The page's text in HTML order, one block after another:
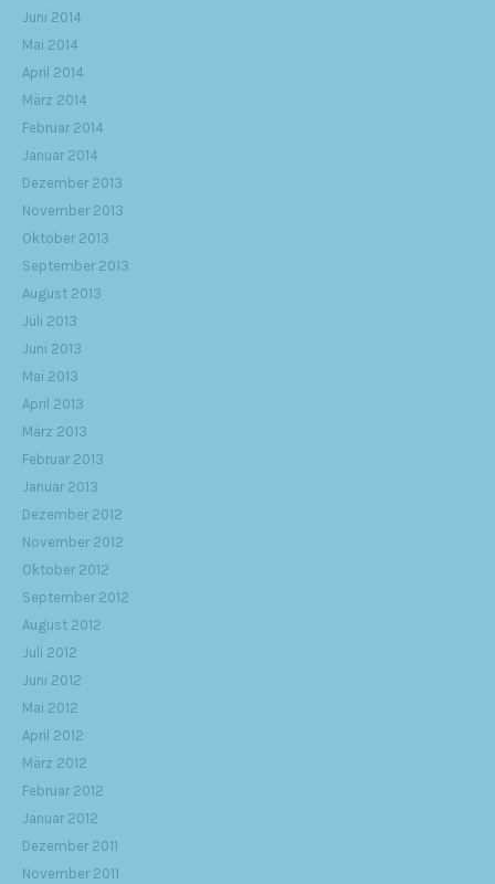
Juni 2014
Mai 2014
April 2014
März 2014
Februar 2014
Januar 2014
Dezember 2013
November 2013
Oktober 2013
September 2013
August 2013
Juli 2013
Juni 2013
Mai 2013
April 2013
März 2013
Februar 2013
Januar 2013
Dezember 2012
November 2012
Oktober 2012
September 2012
August 2012
Juli 2012
Juni 2012
Mai 2012
April 2012
März 2012
Februar 2012
Januar 2012
Dezember 2011
November 2011